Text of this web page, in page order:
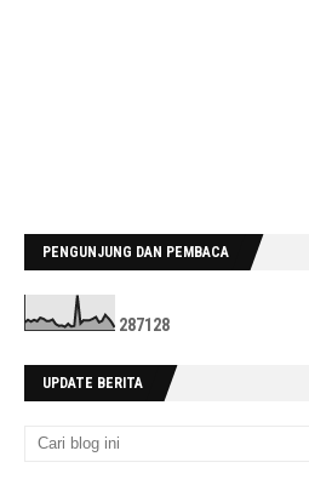
PENGUNJUNG DAN PEMBACA
2871 28
UPDATE BERITA